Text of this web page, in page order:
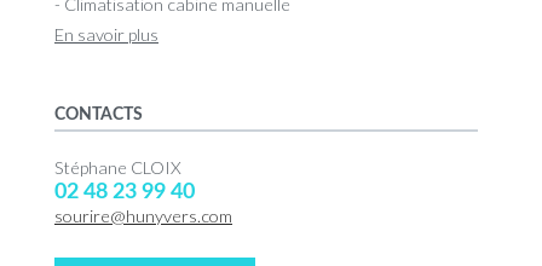
- Climatisation cabine manuelle
En savoir plus
CONTACTS
Stéphane CLOIX
02 48 23 99 40
sourire@hunyvers.com